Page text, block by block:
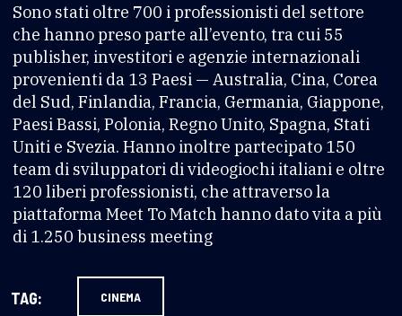
Sono stati oltre 700 i professionisti del settore
che hanno preso parte all’evento, tra cui 55
publisher, investitori e agenzie internazionali
provenienti da 13 Paesi — Australia, Cina, Corea
del Sud, Finlandia, Francia, Germania, Giappone,
Paesi Bassi, Polonia, Regno Unito, Spagna, Stati
Uniti e Svezia. Hanno inoltre partecipato 150
team di sviluppatori di videogiochi italiani e oltre
120 liberi professionisti, che attraverso la
piattaforma Meet To Match hanno dato vita a più
di 1.250 business meeting
TAG: CINEMA